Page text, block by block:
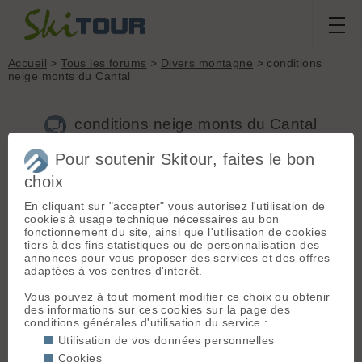
Accueil >Tous les forums > Divers montagne > conditions
neige monts du Cantal
conditions neige monts du Cantal
Nouveau sujet
M
Morroi[33posts] - Le 09/04/2014 21:12
Fils de cantalienne habitant les Pyrenées rentre au bercail
pour Pâques (14-20 Avril).
Je vois encore de la neige sur les webcams du Lioran.
Qu'en est-il au Puy Mary et autres monts du Cantal?
Dois-je amener mon matos rando ou seulement le vtt??
Merci bien!
Pour soutenir Skitour, faites le bon
choix
En cliquant sur "accepter" vous autorisez l'utilisation de
cookies à usage technique nécessaires au bon
fonctionnement du site, ainsi que l'utilisation de cookies
tiers à des fins statistiques ou de personnalisation des
annonces pour vous proposer des services et des offres
adaptées à vos centres d'interêt.
Vous pouvez à tout moment modifier ce choix ou obtenir
des informations sur ces cookies sur la page des
conditions générales d'utilisation du service :
Utilisation de vos données personnelles
Cookies